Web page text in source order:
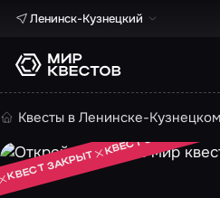
Ленинск-Кузнецкий
Квесты в Ленинске-Кузнецком
КВЕСТ ЗАКРЫТ
КВЕСТ ЗАКРЫТ